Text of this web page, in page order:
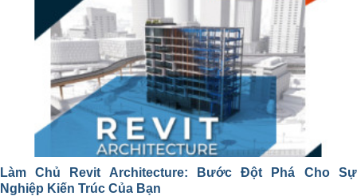
Làm Chủ Revit Architecture: Bước Đột Phá Cho Sự
Nghiệp Kiến Trúc Của Bạn